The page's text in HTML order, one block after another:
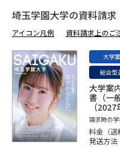
埼玉学園大学の資料請求
アイコン凡例 資料請求上のご
大学
総合型
大学案
書（一
（2027
請求時の学
料金（送
発送方法